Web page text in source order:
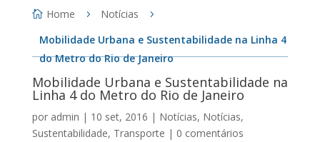
Home
Notícias
Mobilidade Urbana e Sustentabilidade na Linha 4
do Metro do Rio de Janeiro
Mobilidade Urbana e Sustentabilidade na
Linha 4 do Metro do Rio de Janeiro
por admin | 10 set, 2016 | Notícias, Notícias,
Sustentabilidade, Transporte | 0 comentários